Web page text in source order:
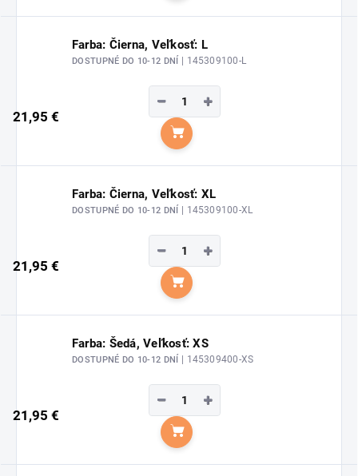
Farba: Čierna, Veľkosť: L
DOSTUPNÉ DO 10-12 DNÍ | 145309100-L
21,95 €
+
−
Do košíka
Farba: Čierna, Veľkosť: XL
DOSTUPNÉ DO 10-12 DNÍ | 145309100-XL
21,95 €
+
−
Do košíka
Farba: Šedá, Veľkosť: XS
DOSTUPNÉ DO 10-12 DNÍ | 145309400-XS
21,95 €
+
−
Do košíka